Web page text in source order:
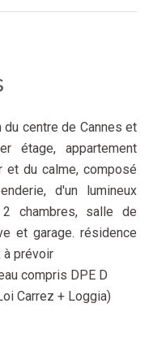
du centre de Cannes et
étage, appartement
et du calme, composé
d'un lumineux
chambres, salle de
et garage. résidence
à prévoir
compris DPE D
Carrez + Loggia)